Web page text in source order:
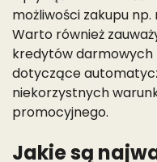
możliwości zakupu
Warto również
kredytów darmowych
dotyczące
niekorzystnych
promocyjnego.
Jakie są